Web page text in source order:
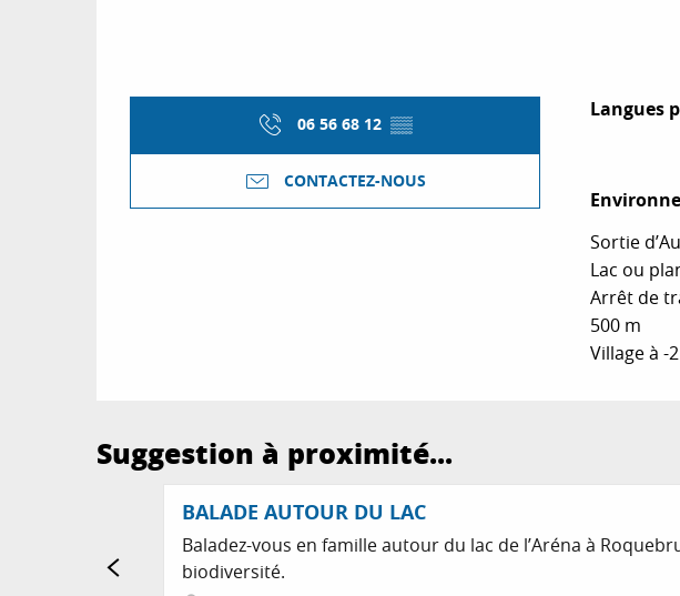
06 56 68 12 ▒▒
CONTACTEZ-NOUS
Langues
Langues
Sortie
Lac ou
Arrêt de
500 m
Village à -
Suggestion à proximité...
BALADE AUTOUR DU LAC
Baladez-vous en famille autour du lac de l’Aréna à
biodiversité.